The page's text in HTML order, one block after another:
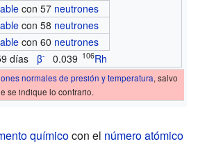
con 57 neutrones
con 58 neutrones
con 60 neutrones
días β- 0.039 106Rh
normales de presión y temperatura, salvo
se indique lo contrario.
químicocon el número atómico